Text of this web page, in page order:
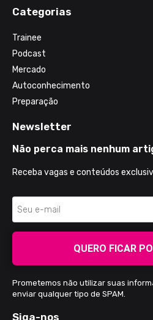
Categorias
Trainee
Podcast
Mercado
Autoconhecimento
Preparação
Newsletter
Não perca mais nenhum
Receba vagas e conteúdos
QUERO FICAR
Prometemos não utilizar suas
enviar qualquer tipo de SPAM.
Siga-nos